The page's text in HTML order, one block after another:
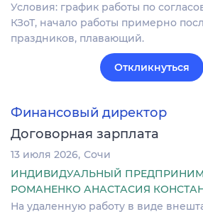
Условия: график работы по
КЗоТ, начало работы примерно
праздников, плавающий.
Откликнуться
Финансовый директор
Договорная зарплата
13 июля 2026 Сочи
ИНДИВИДУАЛЬНЫЙ
РОМАНЕНКО АНАСТАСИЯ
На удаленную работу в виде